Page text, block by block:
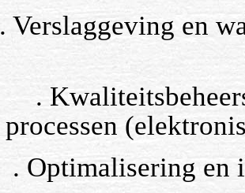
. Verslaggeving en
.
processen
. Optimalisering en